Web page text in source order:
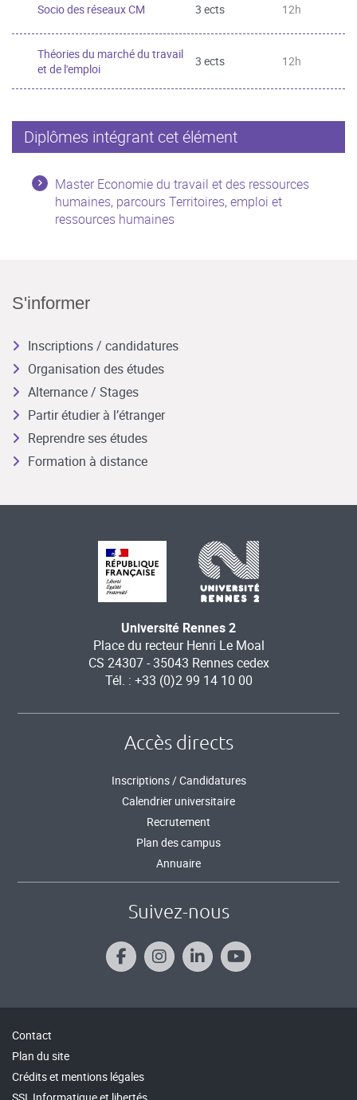
Socio des réseaux CM 3 ects 12h
Théories du marché du travail
et de l'emploi
3 ects 12h
Diplômes intégrant cet élément
Master Economie du travail et des ressources
humaines, parcours Territoires, emploi et
ressources humaines
S'informer
Inscriptions / candidatures
Organisation des études
Alternance / Stages
Partir étudier à l’étranger
Reprendre ses études
Formation à distance
Université Rennes 2
Place du recteur Henri Le Moal
CS 24307 - 35043 Rennes cedex
Tél. : +33 (0)2 99 14 10 00
Accès directs
Inscriptions / Candidatures
Calendrier universitaire
Recrutement
Plan des campus
Annuaire
Suivez-nous
Contact
Plan du site
Crédits et mentions légales
SSI, Informatique et libertés